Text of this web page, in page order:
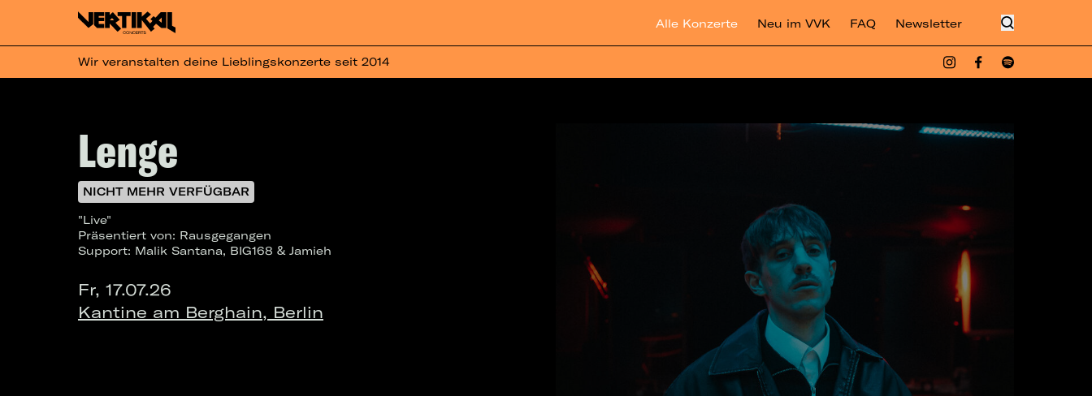
Alle Konzerte Neu im VVK FAQ Newsletter
Wir veranstalten deine Lieblingskonzerte seit 2014
Lenge
NICHT MEHR VERFÜGBAR
"Live"
Präsentiert von: Rausgegangen
Support: Malik Santana, BIG168 & Jamieh
Fr, 17.07.26
Kantine am Berghain, Berlin